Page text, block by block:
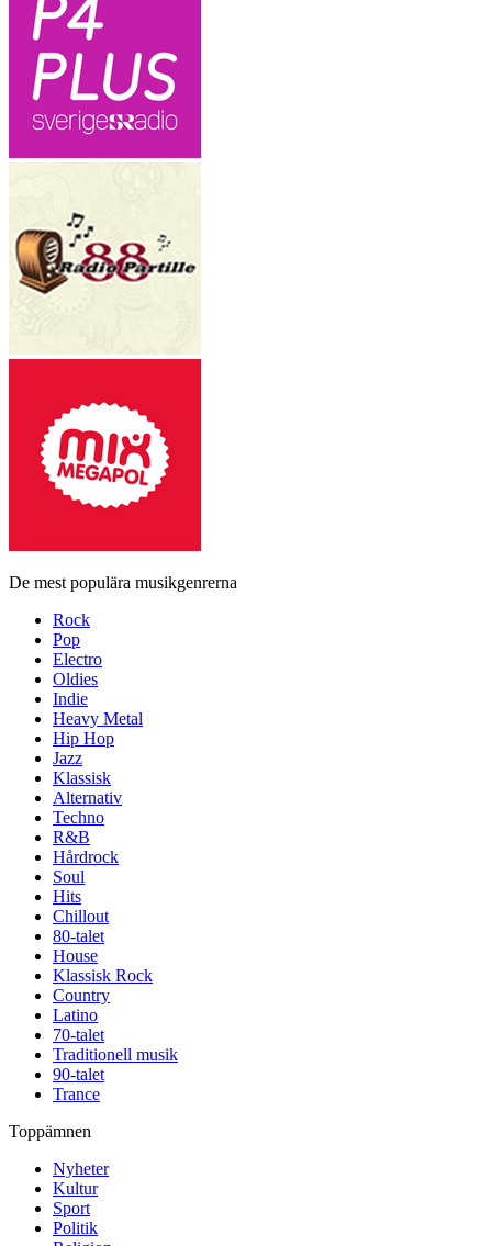
De mest populära musikgenrerna
Rock
Pop
Electro
Oldies
Indie
Heavy Metal
Hip Hop
Jazz
Klassisk
Alternativ
Techno
R&B
Hårdrock
Soul
Hits
Chillout
80-talet
House
Klassisk Rock
Country
Latino
70-talet
Traditionell musik
90-talet
Trance
Toppämnen
Nyheter
Kultur
Sport
Politik